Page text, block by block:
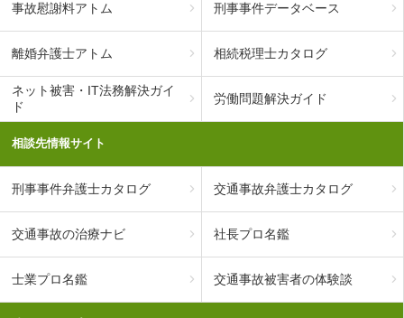
事故慰謝料アトム 刑事事件データベース
離婚弁護士アトム 相続税理士カタログ
ネット被害・IT法務解決ガイ
ド
労働問題解決ガイド
相談先情報サイト
刑事事件弁護士カタログ 交通事故弁護士カタログ
交通事故の治療ナビ 社長プロ名鑑
士業プロ名鑑 交通事故被害者の体験談